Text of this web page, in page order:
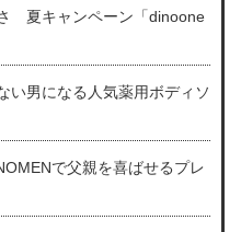
夏キャンペーン「dinoone
い男になる人気薬用ボディソ
で父親を喜ばせるプレ